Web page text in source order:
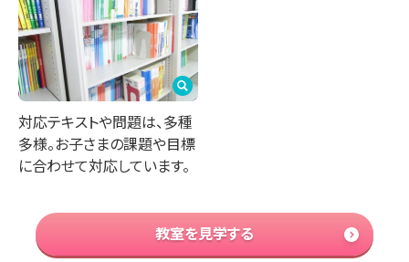
対応テキストや問題は、多種
多様。お子さまの課題や目標
に合わせて対応しています。
教室を見学する